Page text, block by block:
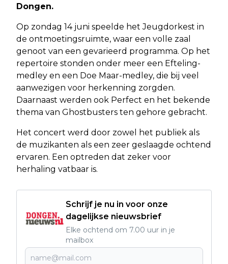
Dongen.
Op zondag 14 juni speelde het Jeugdorkest in
de ontmoetingsruimte, waar een volle zaal
genoot van een gevarieerd programma. Op het
repertoire stonden onder meer een Efteling-
medley en een Doe Maar-medley, die bij veel
aanwezigen voor herkenning zorgden.
Daarnaast werden ook Perfect en het bekende
thema van Ghostbusters ten gehore gebracht.
Het concert werd door zowel het publiek als
de muzikanten als een zeer geslaagde ochtend
ervaren. Een optreden dat zeker voor
herhaling vatbaar is.
Schrijf je nu in voor onze
dagelijkse nieuwsbrief
Elke ochtend om 7.00 uur in je
mailbox